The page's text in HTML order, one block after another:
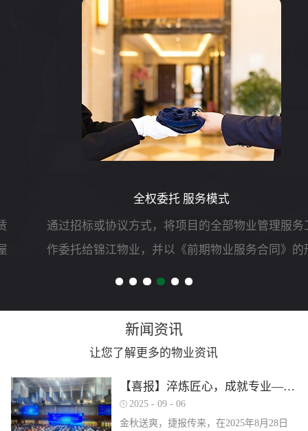
全权委托 服务模式
通过招标或协议方式，将项目的全部物业管理服务工
作委托给锦江物业，并以《前期物业服务合同》的形
测评。主要工作...
新闻资讯
让您了解更多的物业资讯
【喜报】淬炼匠心，成就专业——西安锦江物业在“锦天物业杯”技能竞赛中斩获佳绩
2025 - 09 - 06
金秋送爽，捷报传来，在2025年8月28日